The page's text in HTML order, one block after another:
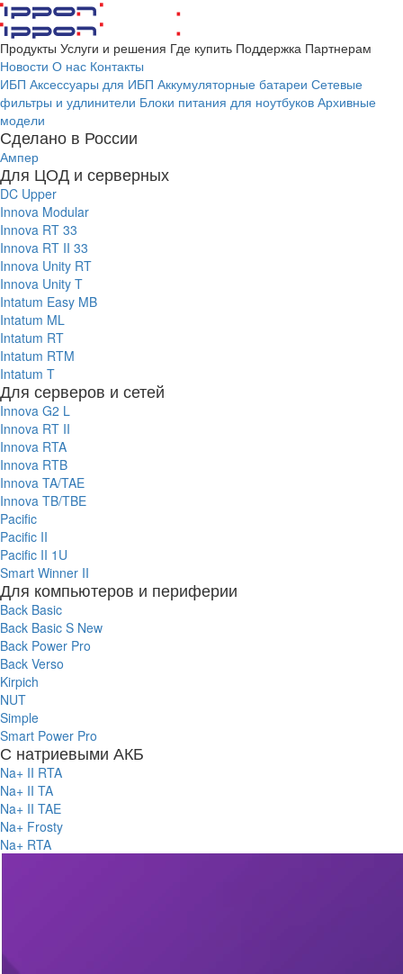
Продукты Услуги и решения Где купить Поддержка Партнерам
Новости О нас Контакты
ИБП Аксессуары для ИБП Аккумуляторные батареи Сетевые
фильтры и удлинители Блоки питания для ноутбуков Архивные
модели
Сделано в России
Ампер
Для ЦОД и серверных
DC Upper
Innova Modular
Innova RT 33
Innova RT II 33
Innova Unity RT
Innova Unity T
Intatum Easy MB
Intatum ML
Intatum RT
Intatum RTM
Intatum T
Для серверов и сетей
Innova G2 L
Innova RT II
Innova RTA
Innova RTB
Innova TA/TAE
Innova TB/TBE
Pacific
Pacific II
Pacific II 1U
Smart Winner II
Для компьютеров и периферии
Back Basic
Back Basic S New
Back Power Pro
Back Verso
Kirpich
NUT
Simple
Smart Power Pro
С натриевыми АКБ
Na+ II RTA
Na+ II TA
Na+ II TAE
Na+ Frosty
Na+ RTA